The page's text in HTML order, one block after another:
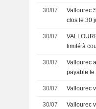
30/07
Vallourec
clos le 30
30/07
VALLOUREC : résultats du T2 2026 conformes aux
limité à
30/07
Vallourec
payable le
30/07 Vallourec
30/07 Vallourec